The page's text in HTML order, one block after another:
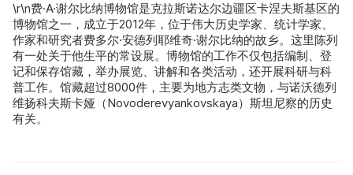
\r\n费·A·谢尔比纳博物馆是克拉斯诺达尔边疆区卡涅夫斯基区的
博物馆之一，成立于2012年，位于伟大历史学家、统计学家、
作家和研究者费多尔·安德列耶维奇·谢尔比纳的故乡。这里陈列
有一处关于他生平的常设展。博物馆的工作不仅包括编制、登
记和保存馆藏，举办展览、讲解和各类活动，还开展科研与科
普工作。馆藏超过8000件，主要为地方志类文物，与诺沃德列
维扬科夫斯卡娅（Novoderevyankovskaya）斯坦尼察的历史
有关。